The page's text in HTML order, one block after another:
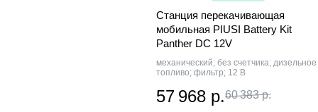
Станция перекачивающая
мобильная PIUSI Battery Kit
Panther DC 12V
механический; без счетчика; дизельное
топливо; фильтр; 12 В
57 968 р.60 383 р.